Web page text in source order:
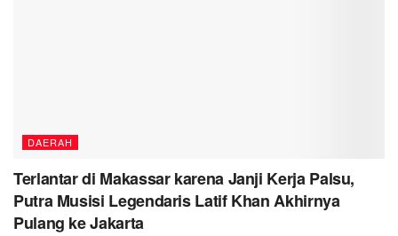
DAERAH
Terlantar di Makassar karena Janji Kerja Palsu,
Putra Musisi Legendaris Latif Khan Akhirnya
Pulang ke Jakarta